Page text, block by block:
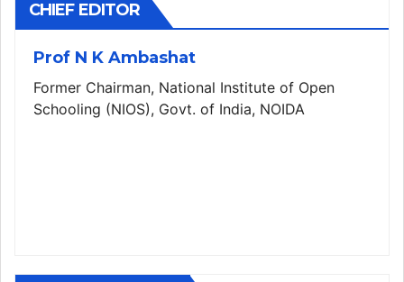
CHIEF EDITOR
Prof N K Ambashat
Former Chairman, National Institute of Open
Schooling (NIOS), Govt. of India, NOIDA